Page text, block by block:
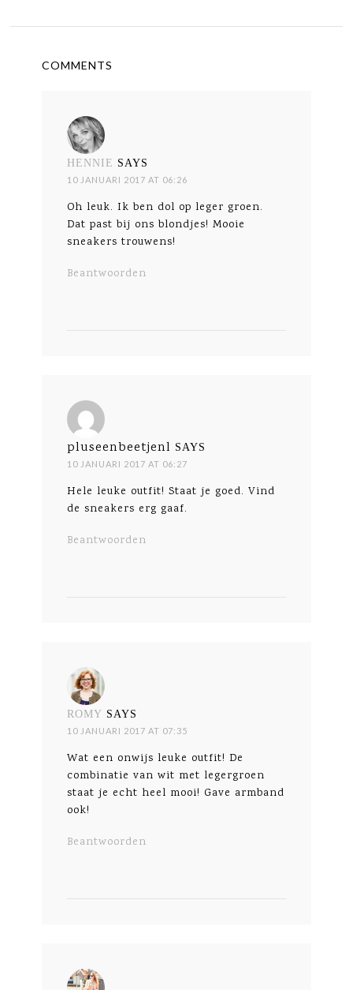
COMMENTS
HENNIE SAYS
10 JANUARI 2017 AT 06:26
Oh leuk. Ik ben dol op leger groen.
Dat past bij ons blondjes! Mooie
sneakers trouwens!
Beantwoorden
pluseenbeetjenl SAYS
10 JANUARI 2017 AT 06:27
Hele leuke outfit! Staat je goed. Vind
de sneakers erg gaaf.
Beantwoorden
ROMY SAYS
10 JANUARI 2017 AT 07:35
Wat een onwijs leuke outfit! De
combinatie van wit met legergroen
staat je echt heel mooi! Gave armband
ook!
Beantwoorden